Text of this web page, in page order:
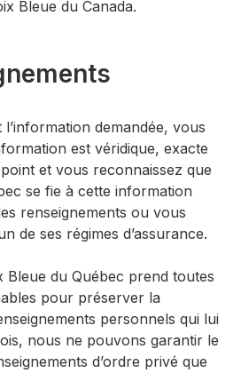
Bleue du Canada.
demandée, vous
est véridique, exacte
et vous reconnaissez que
se fie à cette information
renseignements ou vous
de ses régimes d’assurance.
Bleue du Québec prend toutes
pour préserver la
personnels qui lui
nous ne pouvons garantir le
d’ordre privé que